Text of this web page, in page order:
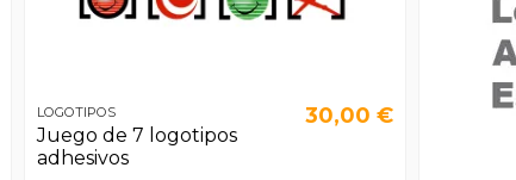
LOGOTIPOS
Juego de 7 logotipos
adhesivos
30,00 €